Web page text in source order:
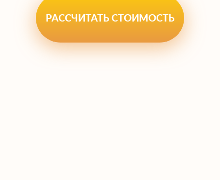
контакта с водителем трала.
Опытный пилот не просто едет рядом, он
координирует движение, предупреждает
встречный поток, помогает проходить
РАССЧИТАТЬ СТОИМОСТЬ